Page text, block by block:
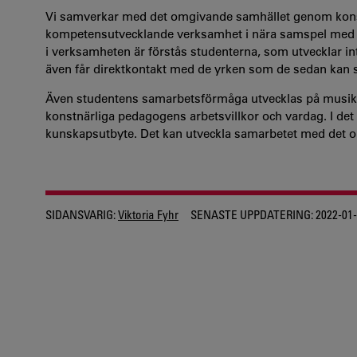
Vi samverkar med det omgivande samhället genom
kompetensutvecklande verksamhet i nära samspel
i verksamheten är förstås studenterna, som utvecklar
även får direktkontakt med de yrken som de sedan kan
Även studentens samarbetsförmåga utvecklas på
konstnärliga pedagogens arbetsvillkor och vardag. I
kunskapsutbyte. Det kan utveckla samarbetet med det
SIDANSVARIG:Viktoria Fyhr SENASTE UPPDATERING:2022-